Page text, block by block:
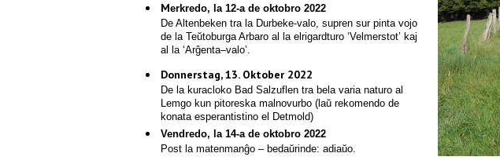
Merkredo, la 12-a de oktobro 2022
De Altenbeken tra la Durbeke-valo, supren sur pinta vojo
de la Teŭtoburga Arbaro al la elrigardturo ‘Velmerstot’ kaj
al la ‘Arĝenta–valo’.
Donnerstag, 13. Oktober 2022
De la kuracloko Bad Salzuflen tra bela varia naturo al
Lemgo kun pitoreska malnovurbo (laŭ rekomendo de
konata esperantistino el Detmold)
Vendredo, la 14-a de oktobro 2022
Post la matenmanĝo – bedaŭrinde: adiaŭo.